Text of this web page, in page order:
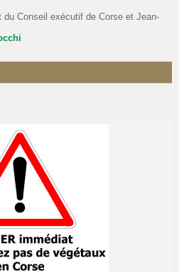
Conseil exécutif de Corse et Jean-